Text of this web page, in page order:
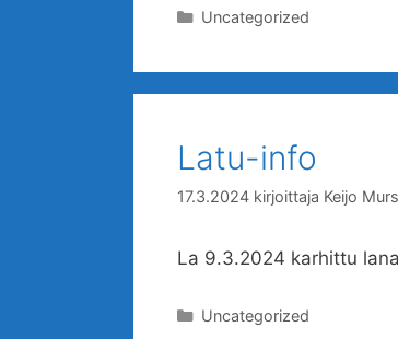
Kategoriat
Uncategorized
Latu-info
17.3.2024 kirjoittaja Keijo
La 9.3.2024 karhittu
Kategoriat
Uncategorized